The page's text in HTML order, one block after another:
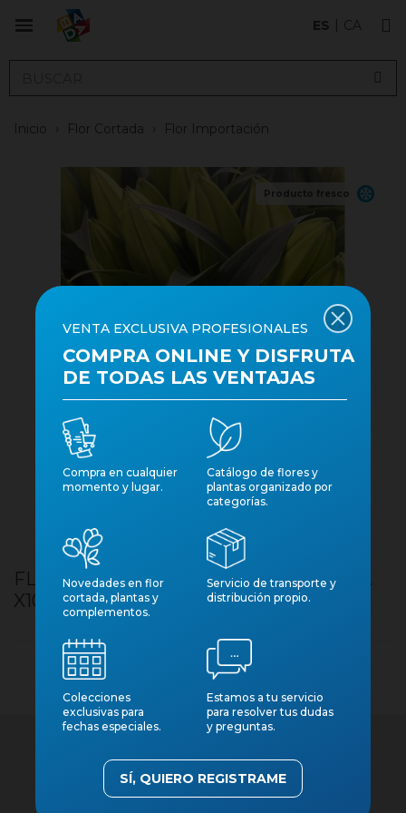
ES CA
Inicio Flor Cortada Flor Importación
Producto fresco
FLOR, LILIUM ORIENTAL BLANC 100CM.
X10 EXTRA
VENTA EXCLUSIVA PROFESIONALES
COMPRA ONLINE Y DISFRUTA
DE TODAS LAS VENTAJAS
Compra en cualquier
momento y lugar.
Catálogo de flores y
plantas organizado por
categorías.
Novedades en flor
cortada, plantas y
complementos.
Servicio de transporte y
distribución propio.
Colecciones
exclusivas para
fechas especiales.
Estamos a tu servicio
para resolver tus dudas
y preguntas.
SÍ, QUIERO REGISTRAME